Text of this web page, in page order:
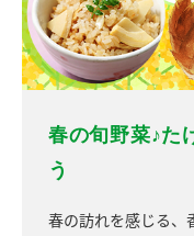
春の旬野菜♪た
う
春の訪れを感じる、